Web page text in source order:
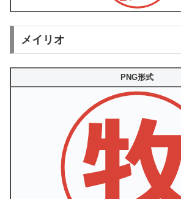
メイリオ
PNG形式